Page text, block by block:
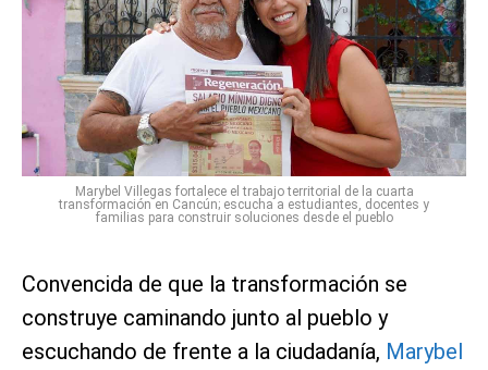
Marybel Villegas fortalece el trabajo territorial de la cuarta
transformación en Cancún; escucha a estudiantes, docentes y
familias para construir soluciones desde el pueblo
Convencida de que la transformación se
construye caminando junto al pueblo y
escuchando de frente a la ciudadanía, Marybel